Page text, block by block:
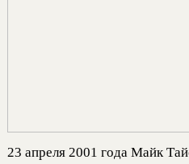
23 апреля 2001 года Майк